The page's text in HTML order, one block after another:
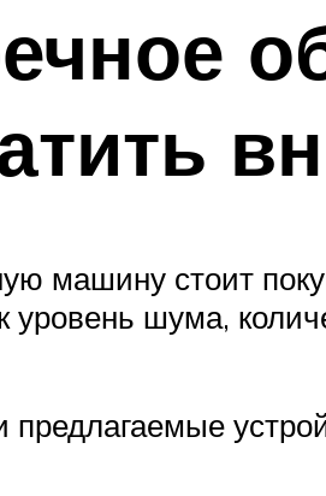
машину стоит
уровень шума,